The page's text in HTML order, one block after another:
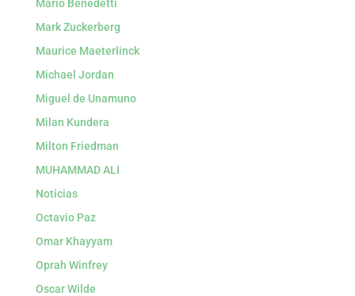
Mario Benedetti
Mark Zuckerberg
Maurice Maeterlinck
Michael Jordan
Miguel de Unamuno
Milan Kundera
Milton Friedman
MUHAMMAD ALI
Noticias
Octavio Paz
Omar Khayyam
Oprah Winfrey
Oscar Wilde